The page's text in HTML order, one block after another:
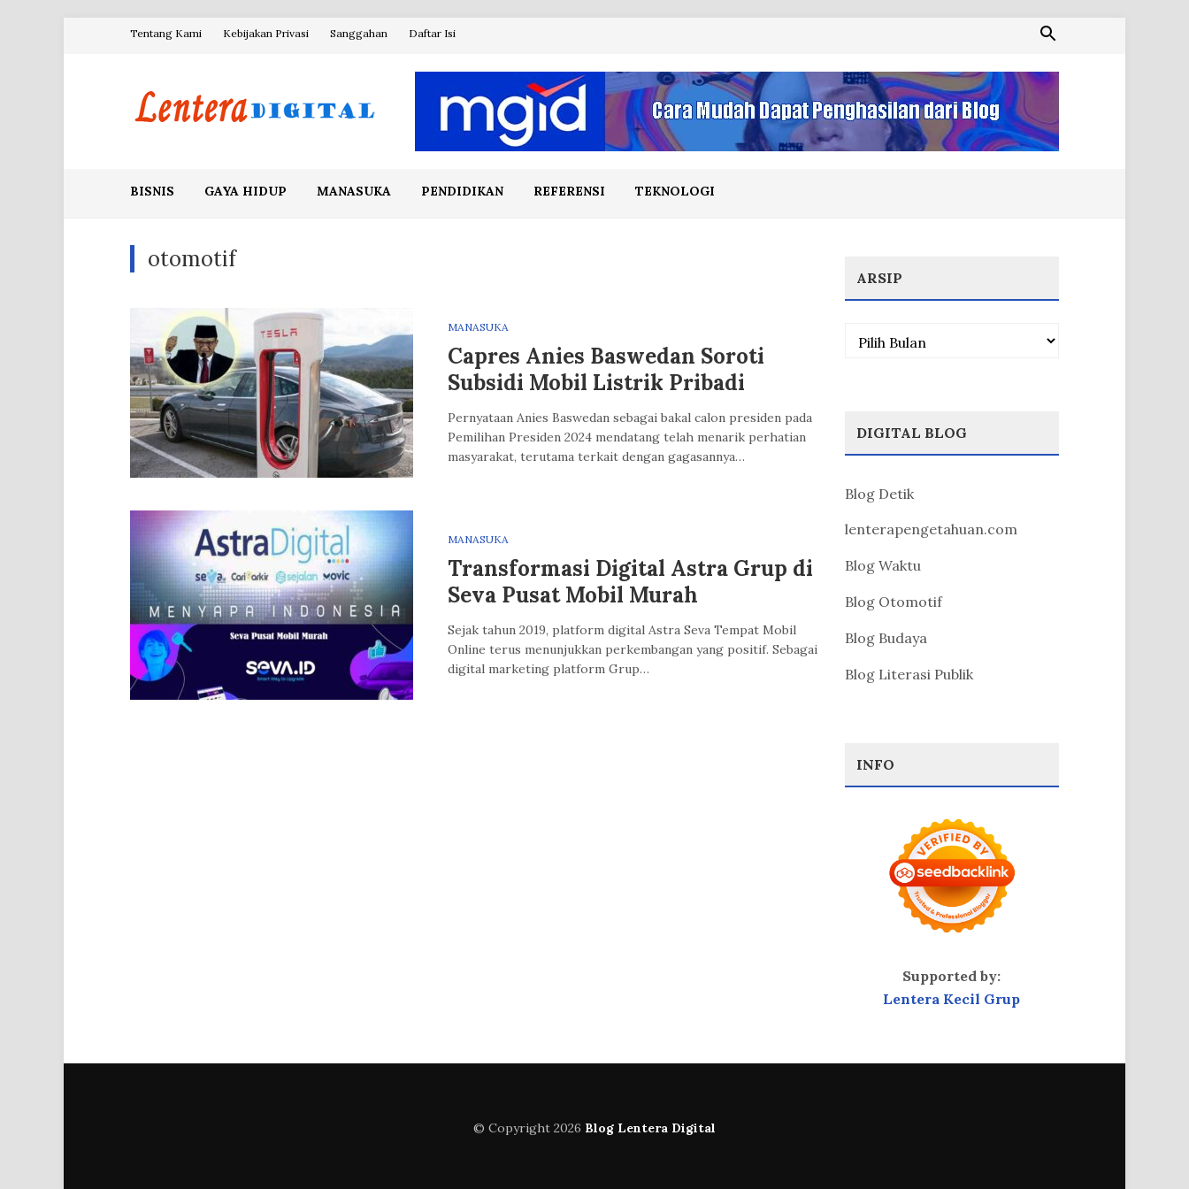
Tentang Kami Kebijakan Privasi Sanggahan Daftar Isi
BISNIS GAYA HIDUP MANASUKA PENDIDIKAN REFERENSI TEKNOLOGI
otomotif
MANASUKA
Capres Anies Baswedan Soroti
Subsidi Mobil Listrik Pribadi
Pernyataan Anies Baswedan sebagai bakal calon presiden pada
Pemilihan Presiden 2024 mendatang telah menarik perhatian
masyarakat, terutama terkait dengan gagasannya…
MANASUKA
Transformasi Digital Astra Grup di
Seva Pusat Mobil Murah
Sejak tahun 2019, platform digital Astra Seva Tempat Mobil
Online terus menunjukkan perkembangan yang positif. Sebagai
digital marketing platform Grup…
ARSIP
Arsip
DIGITAL BLOG
Blog Detik
lenterapengetahuan.com
Blog Waktu
Blog Otomotif
Blog Budaya
Blog Literasi Publik
INFO
Supported by:
Lentera Kecil Grup
© Copyright 2026 Blog Lentera Digital